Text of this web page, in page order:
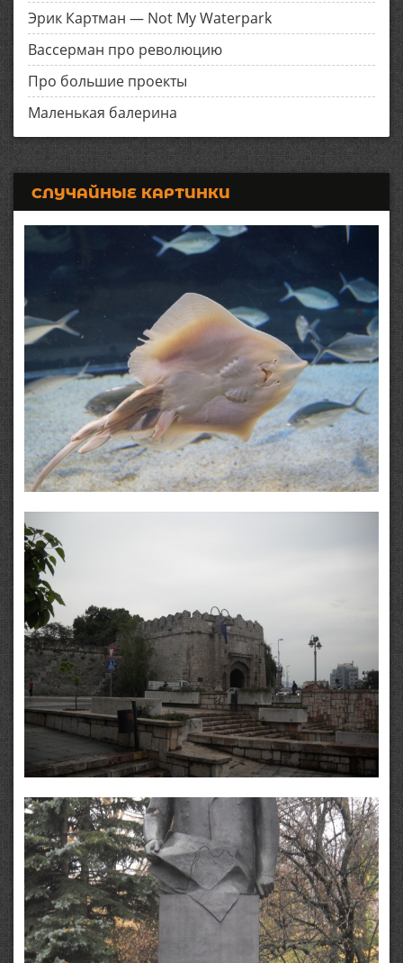
Эрик Картман — Not My Waterpark
Вассерман про революцию
Про большие проекты
Маленькая балерина
СЛУЧАЙНЫЕ КАРТИНКИ